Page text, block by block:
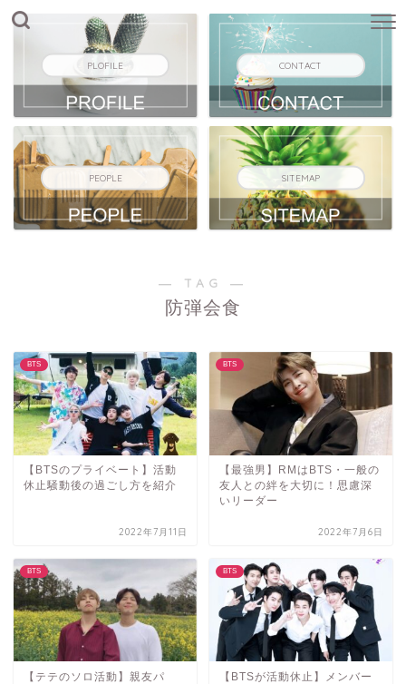
PLOFILE CONTACT
PEOPLE SITEMAP
― TAG ―
防弾会食
BTS
【BTSのプライベート】活動
休止騒動後の過ごし方を紹介
2022年7月11日
BTS
【最強男】RMはBTS・一般の
友人との絆を大切に！思慮深
いリーダー
2022年7月6日
BTS
【テテのソロ活動】親友パ
BTS
【BTSが活動休止】メンバー